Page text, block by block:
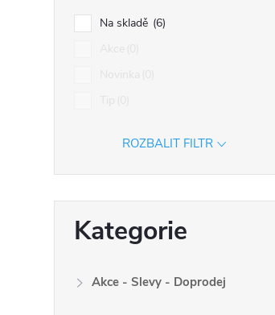
Na skladě 6
ROZBALIT FILTR
kategorie
Kategorie
Akce - Slevy - Doprodej